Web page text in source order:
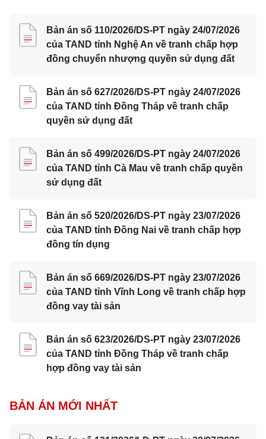
Bản án số 110/2026/DS-PT ngày 24/07/2026
của TAND tỉnh Nghệ An về tranh chấp hợp
đồng chuyển nhượng quyền sử dụng đất
Bản án số 627/2026/DS-PT ngày 24/07/2026
của TAND tỉnh Đồng Tháp về tranh chấp
quyền sử dụng đất
Bản án số 499/2026/DS-PT ngày 24/07/2026
của TAND tỉnh Cà Mau về tranh chấp quyền
sử dụng đất
Bản án số 520/2026/DS-PT ngày 23/07/2026
của TAND tỉnh Đồng Nai về tranh chấp hợp
đồng tín dụng
Bản án số 669/2026/DS-PT ngày 23/07/2026
của TAND tỉnh Vĩnh Long về tranh chấp hợp
đồng vay tài sản
Bản án số 623/2026/DS-PT ngày 23/07/2026
của TAND tỉnh Đồng Tháp về tranh chấp
hợp đồng vay tài sản
BẢN ÁN MỚI NHẤT